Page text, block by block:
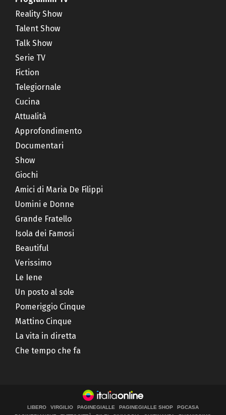
Reality Show
Talent Show
Talk Show
Serie TV
Fiction
Telegiornale
Cucina
Attualità
Approfondimento
Documentari
Show
Giochi
Amici di Maria De Filippi
Uomini e Donne
Grande Fratello
Isola dei Famosi
Beautiful
Verissimo
Le Iene
Un posto al sole
Pomeriggio Cinque
Mattino Cinque
La vita in diretta
Che tempo che fa
LIBERO VIRGILIO PAGINEGIALLE PAGINEGIALLE SHOP
PGCASA